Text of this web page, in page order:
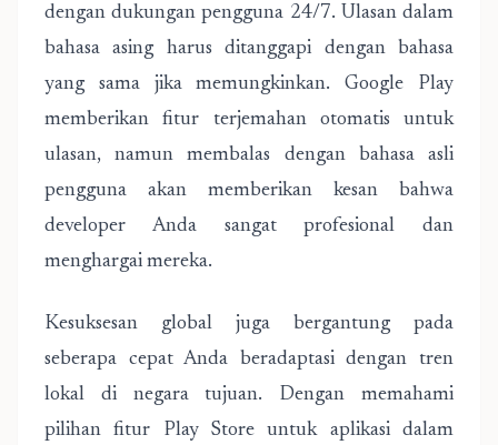
dengan dukungan pengguna 24/7. Ulasan dalam
bahasa asing harus ditanggapi dengan bahasa
yang sama jika memungkinkan. Google Play
memberikan fitur terjemahan otomatis untuk
ulasan, namun membalas dengan bahasa asli
pengguna akan memberikan kesan bahwa
developer Anda sangat profesional dan
menghargai mereka.
Kesuksesan global juga bergantung pada
seberapa cepat Anda beradaptasi dengan tren
lokal di negara tujuan. Dengan memahami
pilihan fitur Play Store untuk aplikasi dalam